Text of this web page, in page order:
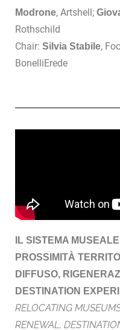
Modrone, Artshell;
Rothschild
Chair: Silvia Stabile,
BonelliErede
IL SISTEMA
PROSSIMITÀ
DIFFUSO,
DESTINATION
RELOCATING
RENEWAL,